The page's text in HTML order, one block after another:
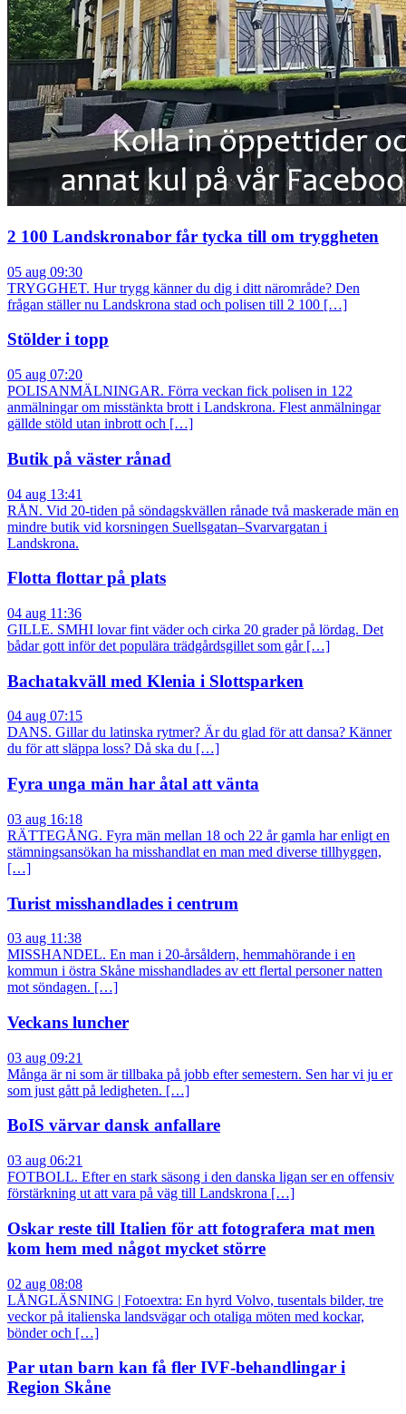
2 100 Landskronabor får tycka till om tryggheten
05 aug 09:30
TRYGGHET. Hur trygg känner du dig i ditt närområde? Den
frågan ställer nu Landskrona stad och polisen till 2 100 […]
Stölder i topp
05 aug 07:20
POLISANMÄLNINGAR. Förra veckan fick polisen in 122
anmälningar om misstänkta brott i Landskrona. Flest anmälningar
gällde stöld utan inbrott och […]
Butik på väster rånad
04 aug 13:41
RÅN. Vid 20-tiden på söndagskvällen rånade två maskerade män en
mindre butik vid korsningen Suellsgatan–Svarvargatan i
Landskrona.
Flotta flottar på plats
04 aug 11:36
GILLE. SMHI lovar fint väder och cirka 20 grader på lördag. Det
bådar gott inför det populära trädgårdsgillet som går […]
Bachatakväll med Klenia i Slottsparken
04 aug 07:15
DANS. Gillar du latinska rytmer? Är du glad för att dansa? Känner
du för att släppa loss? Då ska du […]
Fyra unga män har åtal att vänta
03 aug 16:18
RÄTTEGÅNG. Fyra män mellan 18 och 22 år gamla har enligt en
stämningsansökan ha misshandlat en man med diverse tillhyggen,
[…]
Turist misshandlades i centrum
03 aug 11:38
MISSHANDEL. En man i 20-årsåldern, hemmahörande i en
kommun i östra Skåne misshandlades av ett flertal personer natten
mot söndagen. […]
Veckans luncher
03 aug 09:21
Många är ni som är tillbaka på jobb efter semestern. Sen har vi ju er
som just gått på ledigheten. […]
BoIS värvar dansk anfallare
03 aug 06:21
FOTBOLL. Efter en stark säsong i den danska ligan ser en offensiv
förstärkning ut att vara på väg till Landskrona […]
Oskar reste till Italien för att fotografera mat men
kom hem med något mycket större
02 aug 08:08
LÅNGLÄSNING | Fotoextra: En hyrd Volvo, tusentals bilder, tre
veckor på italienska landsvägar och otaliga möten med kockar,
bönder och […]
Par utan barn kan få fler IVF-behandlingar i
Region Skåne